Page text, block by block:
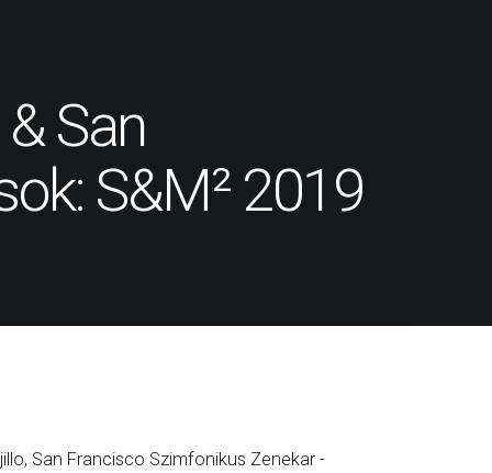
San
S&M² 2019
San Francisco Szimfonikus Zenekar -